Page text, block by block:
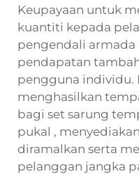
Keupayaan untuk
kuantiti kepada
pengendali
pendapatan
pengguna individu.
menghasilkan
bagi set sarung
pukal ,
diramalkan serta
pelanggan jangka